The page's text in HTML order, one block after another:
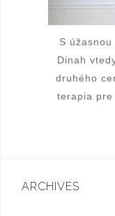
S
Dinah
druhého
terapia
ARCHIVES